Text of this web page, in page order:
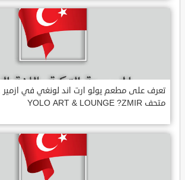
تعرف على مطعم يولو ارت اند لونغي في
متحف YOLO ART & LOUNGE ?ZMIR